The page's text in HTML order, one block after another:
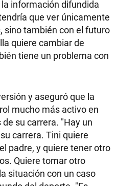
información difundida
que ver únicamente
sino también con el futuro
quiere cambiar de
tiene un problema con
y aseguró que la
mucho más activo en
su carrera. "Hay un
carrera. Tini quiere
padre, y quiere tener otro
Quiere tomar otro
situación con un caso